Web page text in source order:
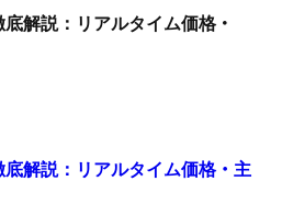
解説：リアルタイム価格・
解説：リアルタイム価格・主